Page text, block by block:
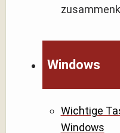
Windows
Wichtige
Windows